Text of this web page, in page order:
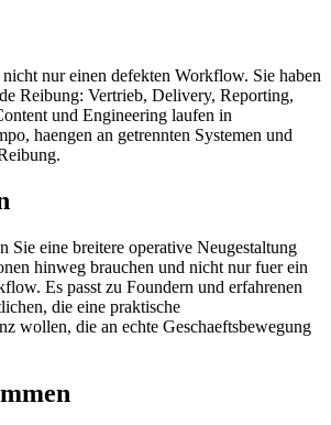
nur einen defekten Workflow. Sie haben
Reibung: Vertrieb, Delivery, Reporting,
und Engineering laufen in
haengen an getrennten Systemen und
Sie eine breitere operative Neugestaltung
hinweg brauchen und nicht nur fuer ein
Es passt zu Foundern und erfahrenen
die eine praktische
wollen, die an echte Geschaeftsbewegung